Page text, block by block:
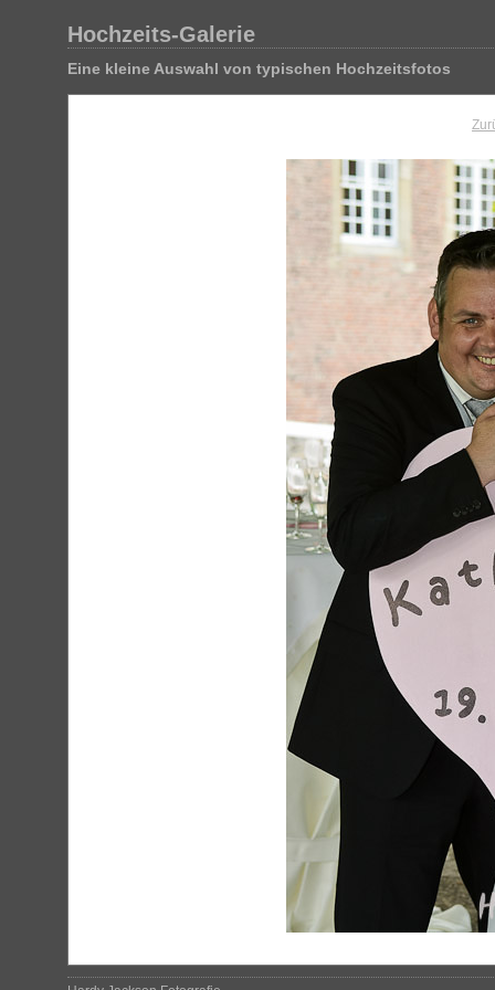
Hochzeits-Galerie
Eine kleine Auswahl von typischen Hochzeitsfotos